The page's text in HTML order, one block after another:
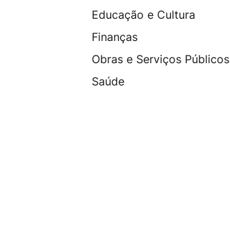
Educação e Cultura
Finanças
Obras e Serviços Públicos
Saúde